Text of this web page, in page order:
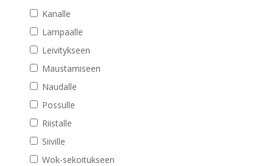
Kanalle
Lampaalle
Leivitykseen
Maustamiseen
Naudalle
Possulle
Riistalle
Siiville
Wok-sekoitukseen